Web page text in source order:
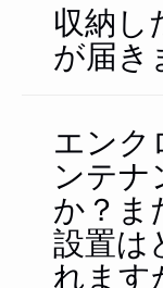
収納し
が届き
エンク
ンテナ
か？ま
設置は
れます